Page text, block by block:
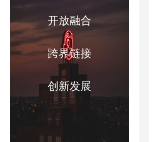
开放融合
跨界链接
创新发展